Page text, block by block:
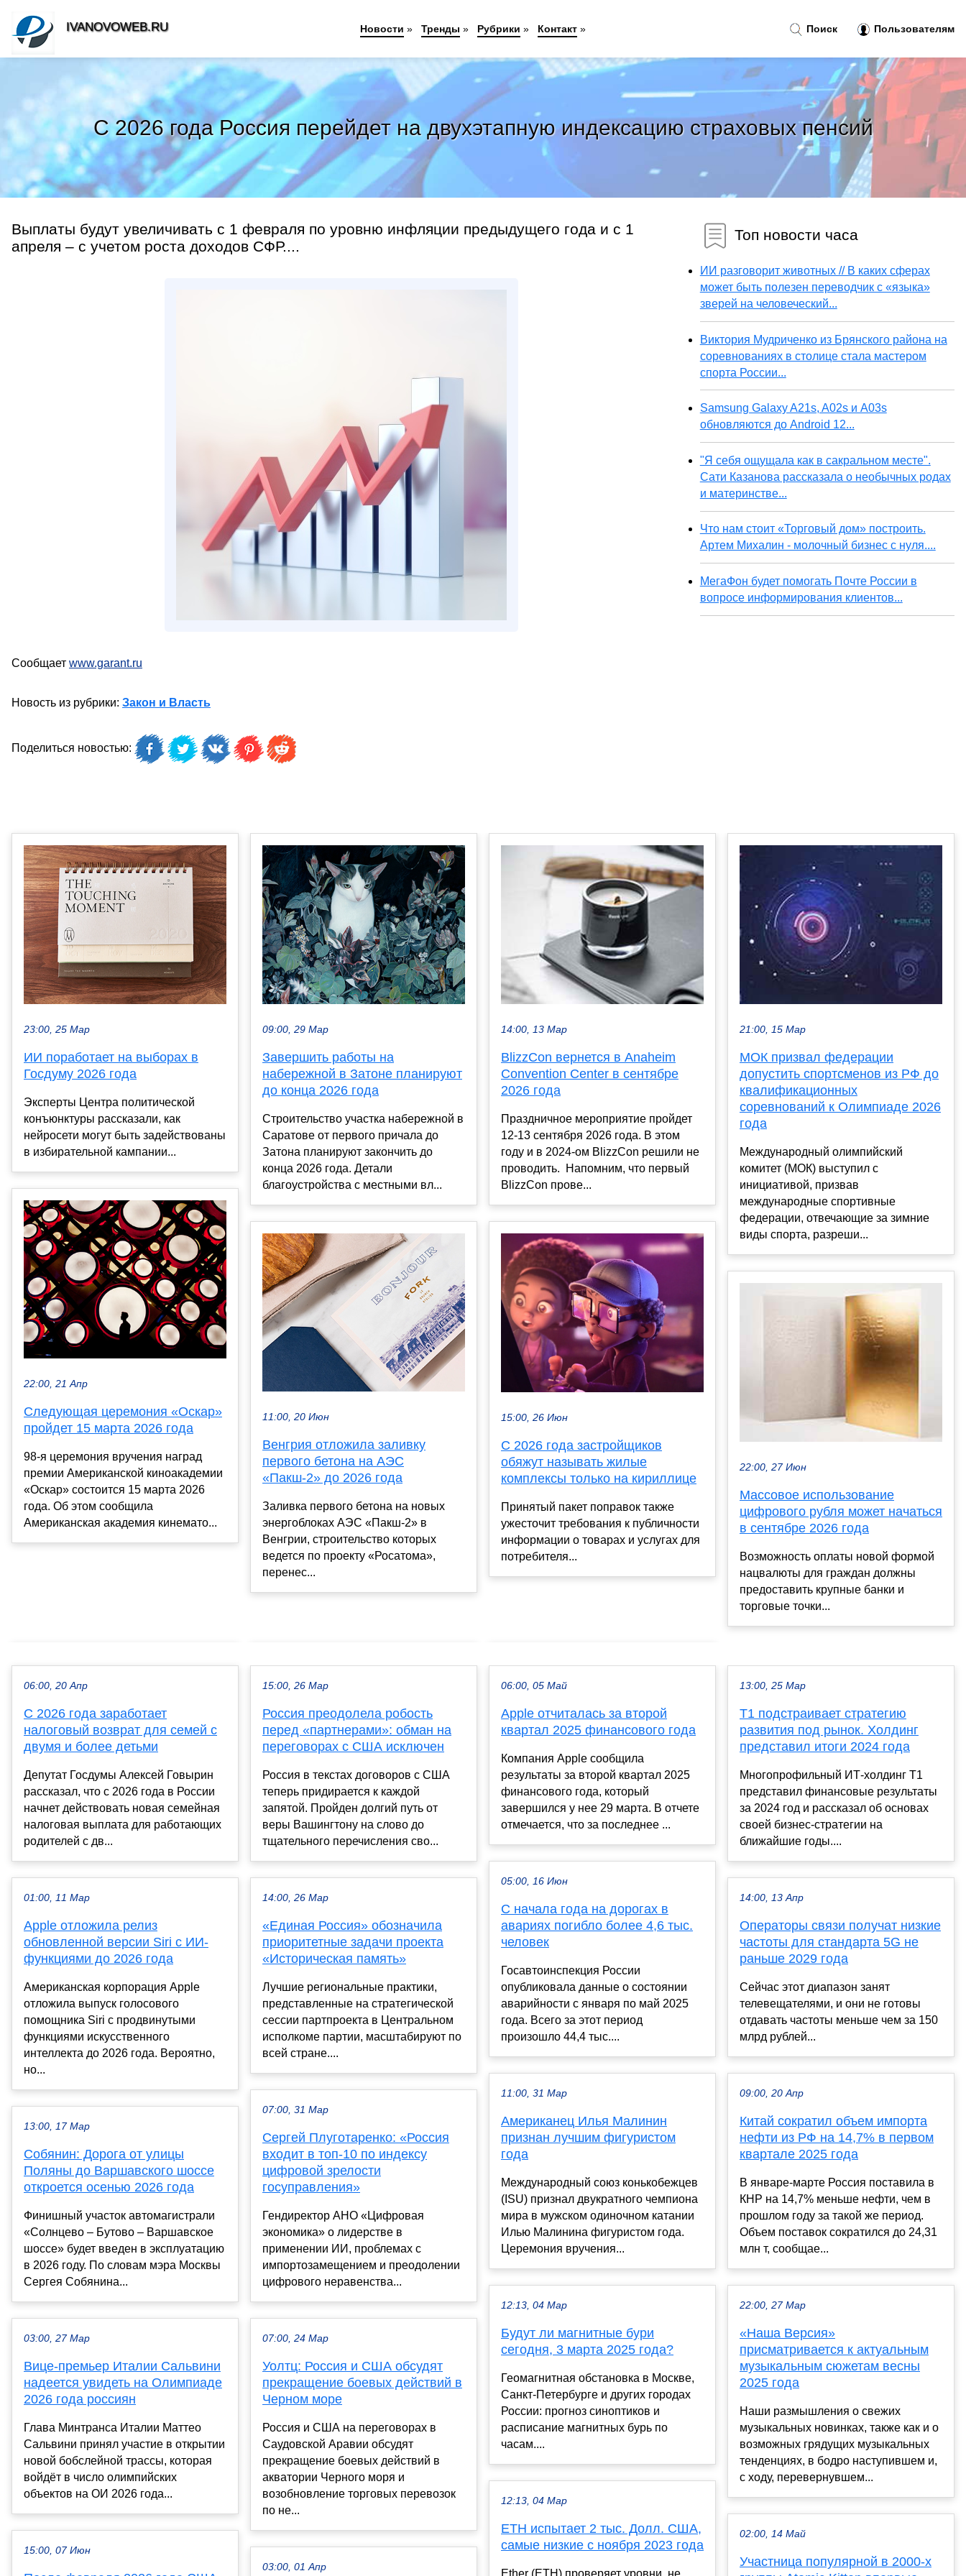
C 2026 года Россия перейдет на двухэтапную индексацию страховых пенсий
Выплаты будут увеличивать с 1 февраля по уровню инфляции предыдущего года и с 1
апреля – с учетом роста доходов СФР....
Сообщает www.garant.ru
Новость из рубрики: Закон и Власть
Поделиться новостью:
Топ новости часа
ИИ разговорит животных // В каких сферах
может быть полезен переводчик с «языка»
зверей на человеческий...
Виктория Мудриченко из Брянского района на
соревнованиях в столице стала мастером
спорта России...
Samsung Galaxy A21s, A02s и A03s
обновляются до Android 12...
"Я себя ощущала как в сакральном месте".
Сати Казанова рассказала о необычных родах
и материнстве...
Что нам стоит «Торговый дом» построить.
Артем Михалин - молочный бизнес с нуля....
МегаФон будет помогать Почте России в
вопросе информирования клиентов...
23:00, 25 Мар
ИИ поработает на выборах в
Госдуму 2026 года
Эксперты Центра политической
конъюнктуры рассказали, как
нейросети могут быть задействованы
в избирательной кампании...
22:00, 21 Апр
Следующая церемония «Оскар»
пройдет 15 марта 2026 года
98-я церемония вручения наград
премии Американской киноакадемии
«Оскар» состоится 15 марта 2026
года. Об этом сообщила
Американская академия кинемато...
09:00, 29 Мар
Завершить работы на
набережной в Затоне планируют
до конца 2026 года
Строительство участка набережной в
Саратове от первого причала до
Затона планируют закончить до
конца 2026 года. Детали
благоустройства с местными вл...
11:00, 20 Июн
Венгрия отложила заливку
первого бетона на АЭС
«Пакш-2» до 2026 года
Заливка первого бетона на новых
энергоблоках АЭС «Пакш-2» в
Венгрии, строительство которых
ведется по проекту «Росатома»,
перенес...
14:00, 13 Мар
BlizzCon вернется в Anaheim
Convention Center в сентябре
2026 года
Праздничное мероприятие пройдет
12-13 сентября 2026 года. В этом
году и в 2024-ом BlizzCon решили не
проводить. Напомним, что первый
BlizzCon прове...
15:00, 26 Июн
С 2026 года застройщиков
обяжут называть жилые
комплексы только на кириллице
Принятый пакет поправок также
ужесточит требования к публичности
информации о товарах и услугах для
потребителя...
21:00, 15 Мар
МОК призвал федерации
допустить спортсменов из РФ до
квалификационных
соревнований к Олимпиаде 2026
года
Международный олимпийский
комитет (МОК) выступил с
инициативой, призвав
международные спортивные
федерации, отвечающие за зимние
виды спорта, разреши...
22:00, 27 Июн
Массовое использование
цифрового рубля может начаться
в сентябре 2026 года
Возможность оплаты новой формой
нацвалюты для граждан должны
предоставить крупные банки и
торговые точки...
06:00, 20 Апр
С 2026 года заработает
налоговый возврат для семей с
двумя и более детьми
Депутат Госдумы Алексей Говырин
рассказал, что с 2026 года в России
начнет действовать новая семейная
налоговая выплата для работающих
родителей с дв...
01:00, 11 Мар
Apple отложила релиз
обновленной версии Siri c ИИ-
функциями до 2026 года
Американская корпорация Apple
отложила выпуск голосового
помощника Siri с продвинутыми
функциями искусственного
интеллекта до 2026 года. Вероятно,
но...
13:00, 17 Мар
Собянин: Дорога от улицы
Поляны до Варшавского шоссе
откроется осенью 2026 года
Финишный участок автомагистрали
«Солнцево – Бутово – Варшавское
шоссе» будет введен в эксплуатацию
в 2026 году. По словам мэра Москвы
Сергея Собянина...
03:00, 27 Мар
Вице-премьер Италии Сальвини
надеется увидеть на Олимпиаде
2026 года россиян
Глава Минтранса Италии Маттео
Сальвини принял участие в открытии
новой бобслейной трассы, которая
войдёт в число олимпийских
объектов на ОИ 2026 года...
15:00, 07 Июн
15:00, 26 Мар
Россия преодолела робость
перед «партнерами»: обман на
переговорах с США исключен
Россия в текстах договоров с США
теперь придирается к каждой
запятой. Пройден долгий путь от
веры Вашингтону на слово до
тщательного перечисления сво...
14:00, 26 Мар
«Единая Россия» обозначила
приоритетные задачи проекта
«Историческая память»
Лучшие региональные практики,
представленные на стратегической
сессии партпроекта в Центральном
исполкоме партии, масштабируют по
всей стране....
07:00, 31 Мар
Сергей Плуготаренко: «Россия
входит в топ-10 по индексу
цифровой зрелости
госуправления»
Гендиректор АНО «Цифровая
экономика» о лидерстве в
применении ИИ, проблемах с
импортозамещением и преодолении
цифрового неравенства...
07:00, 24 Мар
Уолтц: Россия и США обсудят
прекращение боевых действий в
Черном море
Россия и США на переговорах в
Саудовской Аравии обсудят
прекращение боевых действий в
акватории Черного моря и
возобновление торговых перевозок
по не...
03:00, 01 Апр
06:00, 05 Май
Apple отчиталась за второй
квартал 2025 финансового года
Компания Apple сообщила
результаты за второй квартал 2025
финансового года, который
завершился у нее 29 марта. В отчете
отмечается, что за последнее ...
05:00, 16 Июн
С начала года на дорогах в
авариях погибло более 4,6 тыс.
человек
Госавтоинспекция России
опубликовала данные о состоянии
аварийности с января по май 2025
года. Всего за этот период
произошло 44,4 тыс....
11:00, 31 Мар
Американец Илья Малинин
признан лучшим фигуристом
года
Международный союз конькобежцев
(ISU) признал двукратного чемпиона
мира в мужском одиночном катании
Илью Малинина фигуристом года.
Церемония вручения...
12:13, 04 Мар
Будут ли магнитные бури
сегодня, 3 марта 2025 года?
Геомагнитная обстановка в Москве,
Санкт-Петербурге и других городах
России: прогноз синоптиков и
расписание магнитных бурь по
часам....
12:13, 04 Мар
ETH испытает 2 тыс. Долл. США,
самые низкие с ноября 2023 года
13:00, 25 Мар
Т1 подстраивает стратегию
развития под рынок. Холдинг
представил итоги 2024 года
Многопрофильный ИТ-холдинг Т1
представил финансовые результаты
за 2024 год и рассказал об основах
своей бизнес-стратегии на
ближайшие годы....
14:00, 13 Апр
Операторы связи получат низкие
частоты для стандарта 5G не
раньше 2029 года
Сейчас этот диапазон занят
телевещателями, и они не готовы
отдавать частоты меньше чем за 150
млрд рублей...
09:00, 20 Апр
Китай сократил объем импорта
нефти из РФ на 14,7% в первом
квартале 2025 года
В январе-марте Россия поставила в
КНР на 14,7% меньше нефти, чем в
прошлом году за такой же период.
Объем поставок сократился до 24,31
млн т, сообщае...
22:00, 27 Мар
«Наша Версия»
присматривается к актуальным
музыкальным сюжетам весны
2025 года
Наши размышления о свежих
музыкальных новинках, также как и о
возможных грядущих музыкальных
тенденциях, в бодро наступившем и,
с ходу, перевернувшем...
02:00, 14 Май
Участница популярной в 2000-х
Поиск Пользователям
IVANOVOWEB.RU Новости » Тренды » Рубрики » Контакт »